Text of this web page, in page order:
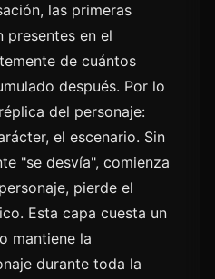
las primeras
presentes en el
de cuántos
después. Por lo
del personaje:
el escenario. Sin
"se desvía", comienza
pierde el
Esta capa cuesta un
mantiene la
durante toda la